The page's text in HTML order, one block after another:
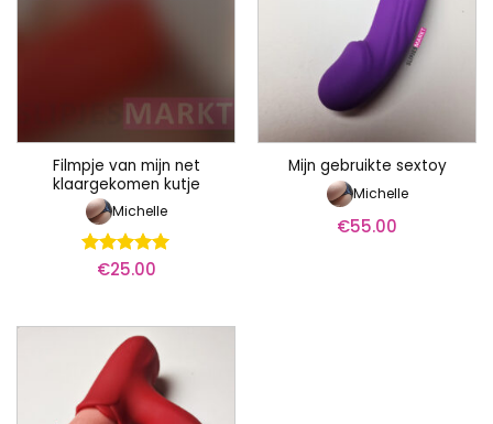
Filmpje van mijn net
klaargekomen kutje
Michelle
Waardering
€25.00
Mijn gebruikte sextoy
Michelle
€55.00